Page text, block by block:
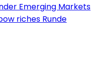
Emerging Markets
riches Runde